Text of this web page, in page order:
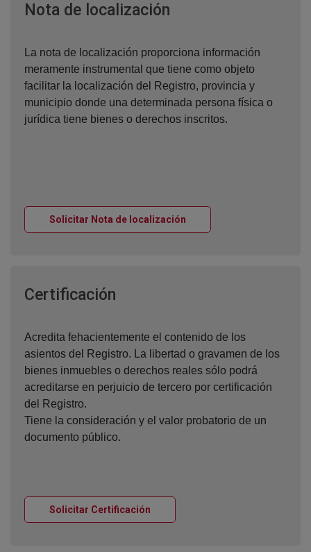
Nota de localización
La nota de localización proporciona información
meramente instrumental que tiene como objeto
facilitar la localización del Registro, provincia y
municipio donde una determinada persona física o
jurídica tiene bienes o derechos inscritos.
Solicitar Nota de localización
Certificación
Acredita fehacientemente el contenido de los
asientos del Registro. La libertad o gravamen de los
bienes inmuebles o derechos reales sólo podrá
acreditarse en perjuicio de tercero por certificación
del Registro.
Tiene la consideración y el valor probatorio de un
documento público.
Solicitar Certificación